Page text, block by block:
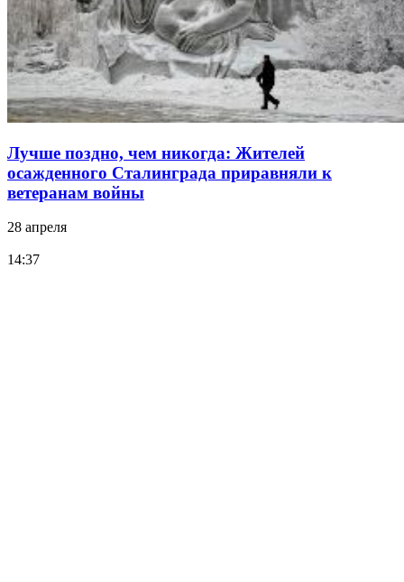
Лучше поздно, чем никогда: Жителей
осажденного Сталинграда приравняли к
ветеранам войны
28 апреля
14:37